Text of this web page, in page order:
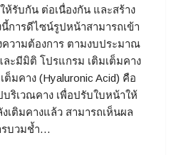
ห้รับกัน ต่อเนื่องกัน และสร้าง
การดีไซน์รูปหน้าสามารถเข้า
วามต้องการ ตามงบประมาณ
ะมีมิติ โปรแกรม เติมเต็มคาง
มคาง (Hyaluronic Acid) คือ
บริเวณคาง เพื่อปรับใบหน้าให้
ติมคางแล้ว สามารถเห็นผล
รบวมช้ำ…